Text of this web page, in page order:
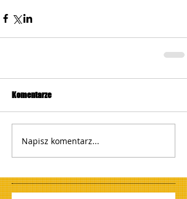
Komentarze
Napisz komentarz...